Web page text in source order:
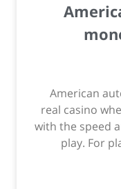
American
real casino
with the speed
play. For